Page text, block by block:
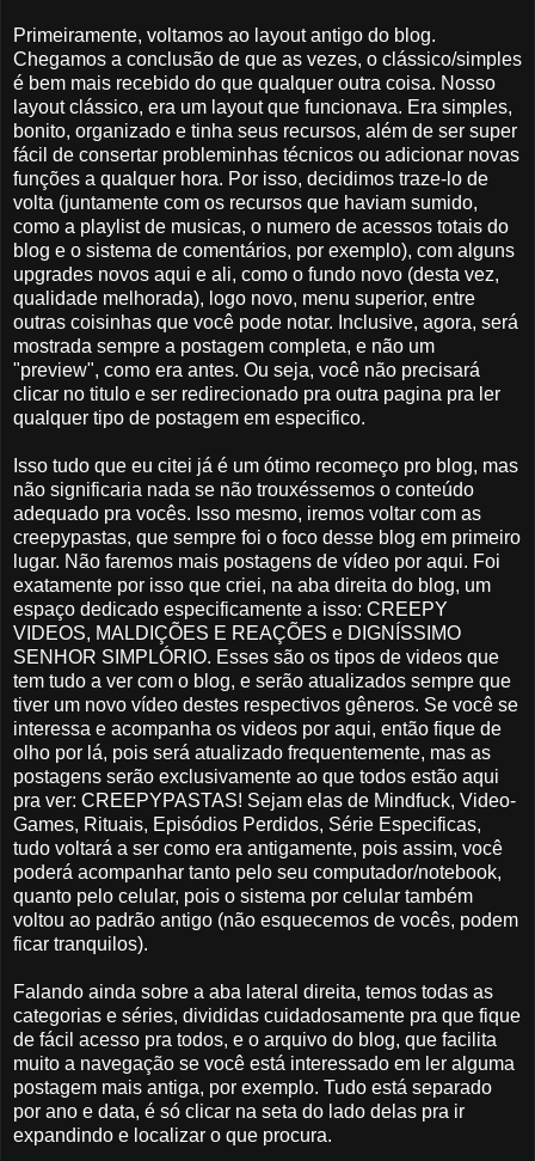
Primeiramente, voltamos ao layout antigo do blog.
Chegamos a conclusão de que as vezes, o clássico/simples
é bem mais recebido do que qualquer outra coisa. Nosso
layout clássico, era um layout que funcionava. Era simples,
bonito, organizado e tinha seus recursos, além de ser super
fácil de consertar probleminhas técnicos ou adicionar novas
funções a qualquer hora. Por isso, decidimos traze-lo de
volta (juntamente com os recursos que haviam sumido,
como a playlist de musicas, o numero de acessos totais do
blog e o sistema de comentários, por exemplo), com alguns
upgrades novos aqui e ali, como o fundo novo (desta vez,
qualidade melhorada), logo novo, menu superior, entre
outras coisinhas que você pode notar. Inclusive, agora, será
mostrada sempre a postagem completa, e não um
"preview", como era antes. Ou seja, você não precisará
clicar no titulo e ser redirecionado pra outra pagina pra ler
qualquer tipo de postagem em especifico.
Isso tudo que eu citei já é um ótimo recomeço pro blog, mas
não significaria nada se não trouxéssemos o conteúdo
adequado pra vocês. Isso mesmo, iremos voltar com as
creepypastas, que sempre foi o foco desse blog em primeiro
lugar. Não faremos mais postagens de vídeo por aqui. Foi
exatamente por isso que criei, na aba direita do blog, um
espaço dedicado especificamente a isso: CREEPY
VIDEOS, MALDIÇÕES E REAÇÕES e DIGNÍSSIMO
SENHOR SIMPLÓRIO. Esses são os tipos de videos que
tem tudo a ver com o blog, e serão atualizados sempre que
tiver um novo vídeo destes respectivos gêneros. Se você se
interessa e acompanha os videos por aqui, então fique de
olho por lá, pois será atualizado frequentemente, mas as
postagens serão exclusivamente ao que todos estão aqui
pra ver: CREEPYPASTAS! Sejam elas de Mindfuck, Video-
Games, Rituais, Episódios Perdidos, Série Especificas,
tudo voltará a ser como era antigamente, pois assim, você
poderá acompanhar tanto pelo seu computador/notebook,
quanto pelo celular, pois o sistema por celular também
voltou ao padrão antigo (não esquecemos de vocês, podem
ficar tranquilos).
Falando ainda sobre a aba lateral direita, temos todas as
categorias e séries, divididas cuidadosamente pra que fique
de fácil acesso pra todos, e o arquivo do blog, que facilita
muito a navegação se você está interessado em ler alguma
postagem mais antiga, por exemplo. Tudo está separado
por ano e data, é só clicar na seta do lado delas pra ir
expandindo e localizar o que procura.